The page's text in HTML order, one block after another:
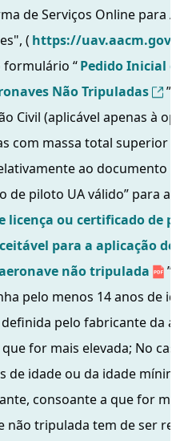
de Serviços Online para
( https://
formulário “Pedido Inicial
Não Tripuladas
”
Civil (aplicável apenas à
com massa total superior
ao documento
de piloto UA válido” para a
licença ou certificado de
para a aplicação de
não tripulada
”
pelo menos 14 anos de
pelo fabricante da
for mais elevada; No
de idade ou da idade
consoante a que for
não tripulada tem de ser